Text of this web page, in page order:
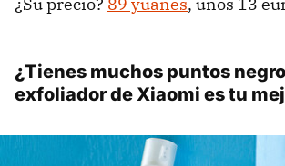
¿Tienes muchos puntos
exfoliador de Xiaomi es tu